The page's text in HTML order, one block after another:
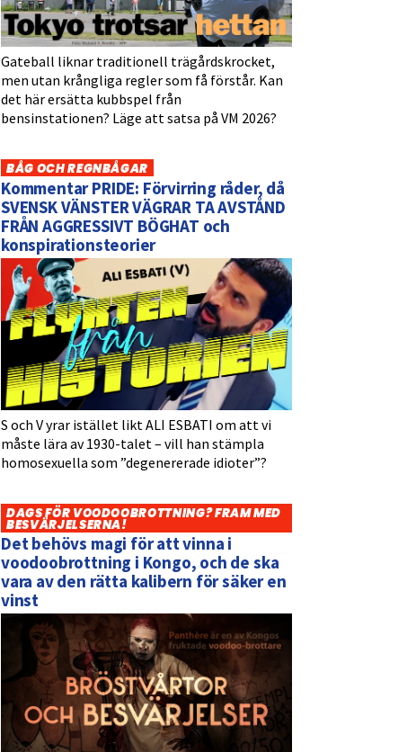
Gateball liknar traditionell trägårdskrocket,
men utan krångliga regler som få förstår. Kan
det här ersätta kubbspel från
bensinstationen? Läge att satsa på VM 2026?
BÅG OCH REGNBÅGAR
Kommentar PRIDE: Förvirring råder, då
SVENSK VÄNSTER VÄGRAR TA AVSTÅND
FRÅN AGGRESSIVT BÖGHAT och
konspirationsteorier
S och V yrar istället likt ALI ESBATI om att vi
måste lära av 1930-talet – vill han stämpla
homosexuella som ”degenererade idioter”?
DAGS FÖR VOODOOBROTTNING? FRAM MED
BESVÄRJELSERNA!
Det behövs magi för att vinna i
voodoobrottning i Kongo, och de ska
vara av den rätta kalibern för säker en
vinst